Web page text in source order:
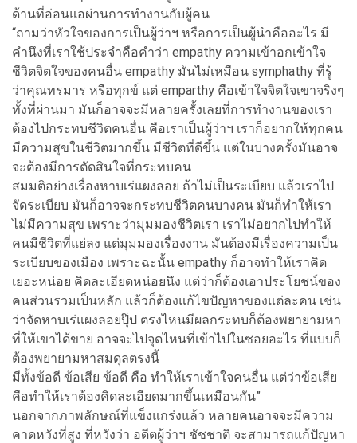
ด้านที่อ่อนแอผ่านการทำงานกับผู้คน
“ถามว่าหัวใจของการเป็นผู้ว่าฯ หรือการเป็นผู้นำคืออะไร มี
คำนึงที่เราใช้ประจำคือคำว่า empathy ความเข้าอกเข้าใจ
ชีวิตจิตใจของคนอื่น empathy มันไม่เหมือน symphathy ที่รู้
ว่าคุณทรมาร หรือทุกข์ แต่ emparthy คือเข้าใจจิตใจเขาจริงๆ
ทั้งที่ผ่านมา มันก็อาจจะมีหลายครั้งเลยที่การทำงานของเรา
ต้องไปกระทบชีวิตคนอื่น คือเราเป็นผู้ว่าฯ เราก็อยากให้ทุกคน
มีความสุขในชีวิตมากขึ้น มีชีวิตที่ดีขึ้น แต่ในบางครั้งมันอาจ
จะต้องมีการตัดสินใจที่กระทบคน
สมมติอย่างเรื่องหาบเร่แผงลอย ถ้าไม่เป็นระเบียบ แล้วเราไป
จัดระเบียบ มันก็อาจจะกระทบชีวิตคนบางคน มันก็ทำให้เรา
ไม่มีความสุข เพราะว่ามุมมองชีวิตเรา เราไม่อยากไปทำให้
คนมีชีวิตที่แย่ลง แต่มุมมองเรื่องงาน มันต้องมีเรื่องความเป็น
ระเบียบของเมือง เพราะฉะนั้น empathy ก็อาจทำให้เราคิด
เยอะหน่อย คิดละเอียดหน่อยนึง แต่ว่าก็ต้องเอาประโยชน์ของ
คนส่วนรวมเป็นหลัก แล้วก็ต้องแก้ไขปัญหาของแต่ละคน เช่น
ว่าจัดหาบเร่แผงลอยปุ๊ป ตรงไหนมีผลกระทบก็ต้องพยายามหา
ที่ให้เขาได้ขาย อาจจะไปจุดไหนที่เข้าไปในซอยอะไร ที่แบบก็
ต้องพยายามหาสมดุลตรงนี้
มีทั้งข้อดี ข้อเสีย ข้อดี คือ ทำให้เราเข้าใจคนอื่น แต่ว่าข้อเสีย
คือทำให้เราต้องคิดละเอียดมากขึ้นเหมือนกัน”
นอกจากภาพลักษณ์ที่แข็งแกร่งแล้ว หลายคนอาจจะมีความ
คาดหวังที่สูง ที่หวังว่า อดีตผู้ว่าฯ ชัชชาติ จะสามารถแก้ปัญหา